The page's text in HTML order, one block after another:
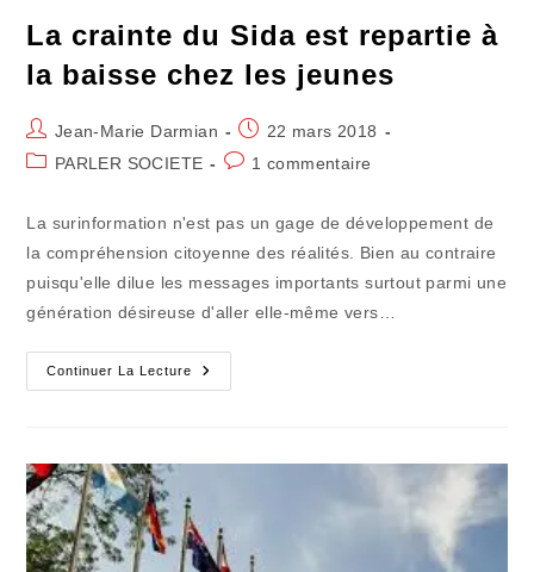
La crainte du Sida est repartie à
la baisse chez les jeunes
Auteur/autrice
de
Jean-Marie Darmian
Publication
publiée :
22 mars 2018
PostPARLER SOCIETE
Commentaires
publication :
1 commentaire
La surinformation n'est pas un gage de développement de
la compréhension citoyenne des réalités. Bien au contraire
puisqu'elle dilue les messages importants surtout parmi une
génération désireuse d'aller elle-même vers…
Continuer La Lecture
La
Crainte
Baisse
Chez
Les
Jeunes